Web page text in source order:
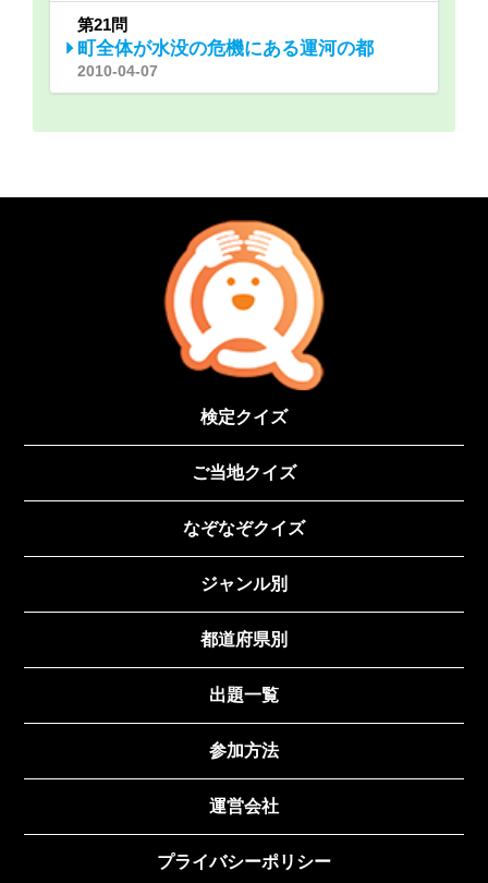
第21問
町全体が水没の危機にある運河の都
2010-04-07
検定クイズ
ご当地クイズ
なぞなぞクイズ
ジャンル別
都道府県別
出題一覧
参加方法
運営会社
プライバシーポリシー